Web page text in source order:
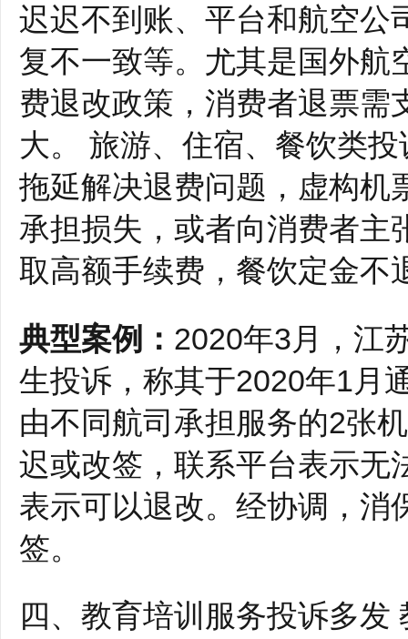
迟迟不到账、平台和航空公
复不一致等。尤其是国外航
费退改政策，消费者退票需
大。 旅游、住宿、餐饮类
拖延解决退费问题，虚构机
承担损失，或者向消费者主
取高额手续费，餐饮定金不
典型案例： 2020年3月，江
生投诉，称其于2020年1月
由不同航司承担服务的2张
迟或改签，联系平台表示无
表示可以退改。经协调，消
签。
四、教育培训服务投诉多发